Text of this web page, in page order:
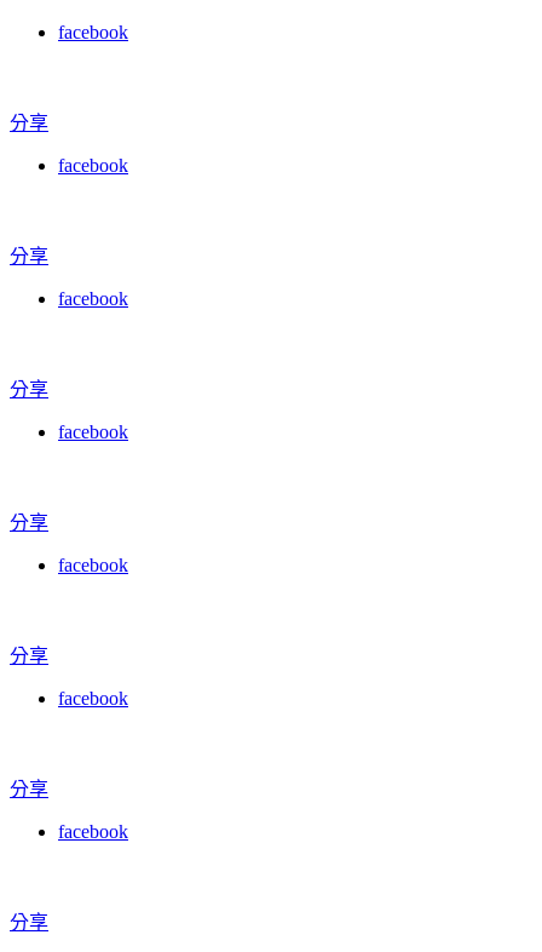
facebook
分享
facebook
分享
facebook
分享
facebook
分享
facebook
分享
facebook
分享
facebook
分享